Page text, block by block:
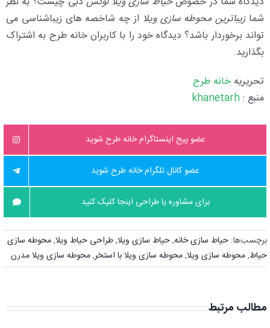
شمازیباترین محوطه سازی ویلا از چه شاخصه های زیباشناسی می
تواند برخوردار باشد؟ دیدگاه خود را با کاربران خانه طرح به اشتراک
بگذارید.
تحریریه خانه طرح
منبع :
عضو پیج اینستاگرام خانه طرح شوید
عضو کانال تلگرام خانه طرح شوید
برای مشاوره یا طراحی اینجا کلیک کنید
برچسب‌ها: حیاط سازی خانه,حیاط سازی ویلا,طراحی حیاط ویلا,محوطه سازی
حیاط,محوطه سازی ویلا,محوطه سازی ویلا با استخر,محوطه سازی ویلا مدرن
مطالب مرتبط